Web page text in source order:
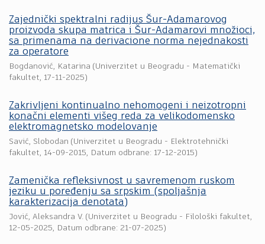
Zajednički spektralni radijus Šur-Adamarovog
proizvoda skupa matrica i Šur-Adamarovi množioci,
sa primenama na derivacione norma nejednakosti
za operatore
Bogdanović, Katarina (Univerzitet u Beogradu - Matematički
fakultet, 17-11-2025)
Zakrivljeni kontinualno nehomogeni i neizotropni
konačni elementi višeg reda za velikodomensko
elektromagnetsko modelovanje
Savić, Slobodan (Univerzitet u Beogradu - Elektrotehnički
fakultet, 14-09-2015, Datum odbrane: 17-12-2015)
Zamenička refleksivnost u savremenom ruskom
jeziku u poređenju sa srpskim (spoljašnja
karakterizacija denotata)
Jović, Aleksandra V. (Univerzitet u Beogradu - Filološki fakultet,
12-05-2025, Datum odbrane: 21-07-2025)